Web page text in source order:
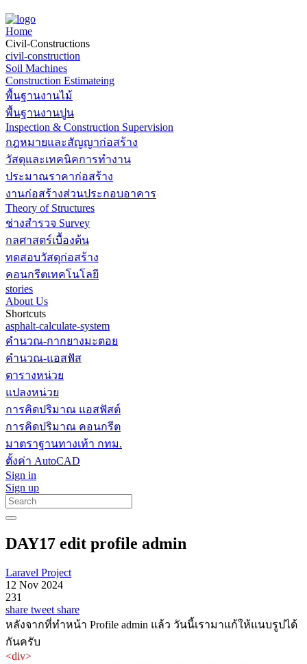
Home
Civil-Constructions
civil-construction
Soil Machines
Construction Estimateing
พื้นฐานงานไม้
พื้นฐานงานปูน
Inspection & Construction Supervision
กฎหมายและสัญญาก่อสร้าง
วัสดุและเทคนิคการทำงาน
ประมาณราคาก่อสร้าง
งานก่อสร้างส่วนประกอบอาคาร
Theory of Structures
ช่างสำรวจ Survey
กลศาสตร์เบื้องต้น
ทดสอบวัสดุก่อสร้าง
คอนกรีตเทคโนโลยี
stories
About Us
Shortcuts
asphalt-calculate-system
คำนวณ-กากยางมะตอย
คำนวณ-แอสฟัส
ตารางหน่วย
แปลงหน่วย
การคิดปริมาณ แอสฟัสต์
การคิดปริมาณ คอนกรีต
มาตราฐานทางเท้า กทม.
ตั้งค่า AutoCAD
Sign in
Sign up
DAY17 edit profile admin
Laravel Project
12 Nov 2024
231
share tweet share
หลังจากที่ทำหน้า Profile admin แล้ว วันนี้เรามาแก้ให้แนบรูปได้
กันครับ
<div>